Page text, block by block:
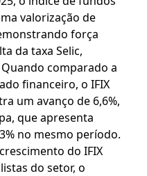
valorização de
força
da taxa Selic,
comparado a
financeiro, o IFIX
um avanço de 6,6%,
que apresenta
no mesmo período.
do IFIX
do setor, o